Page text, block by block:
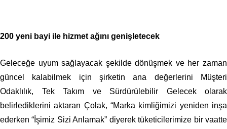
200 yeni bayi ile hizmet ağını genişletecek
Geleceğe uyum sağlayacak şekilde dönüşmek ve her zaman
güncel kalabilmek için şirketin ana değerlerini Müşteri
Odaklılık, Tek Takım ve Sürdürülebilir Gelecek olarak
belirlediklerini aktaran Çolak, “Marka kimliğimizi yeniden inşa
ederken “İşimiz Sizi Anlamak” diyerek tüketicilerimize bir vaatte